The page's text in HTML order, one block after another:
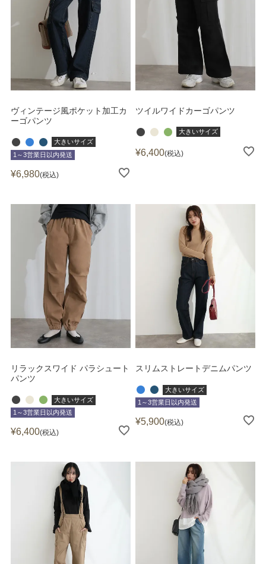
ヴィンテージ風ポケット加工カ
ーゴパンツ
大きいサイズ
1～3営業日以内発送
¥6,980 税込
ツイルワイドカーゴパンツ
大きいサイズ
¥6,400 税込
リラックスワイド パラシュート
パンツ
大きいサイズ
1～3営業日以内発送
¥6,400 税込
スリムストレートデニムパンツ
大きいサイズ
1～3営業日以内発送
¥5,900 税込